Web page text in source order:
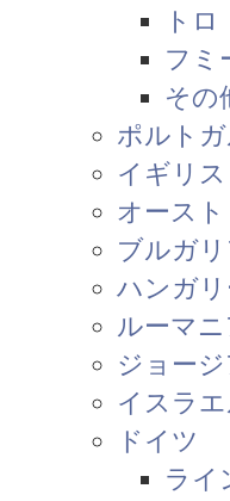
トロ
フミ
その
ポルト
イギリス
オース
ブルガ
ハンガ
ルーマ
ジョー
イスラ
ドイツ
ライ